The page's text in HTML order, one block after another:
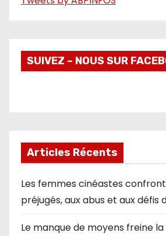
SUIVEZ – NOUS SUR
Articles Récents
Les femmes cinéastes
préjugés, aux abus et aux défis
Le manque de moyens freine